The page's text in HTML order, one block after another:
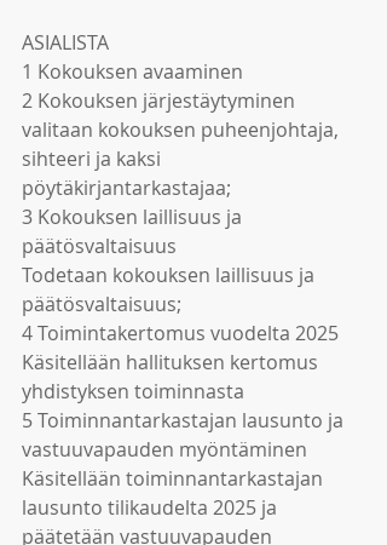
ASIALISTA
1 Kokouksen avaaminen
2 Kokouksen järjestäytyminen
valitaan kokouksen puheenjohtaja,
sihteeri ja kaksi
pöytäkirjantarkastajaa;
3 Kokouksen laillisuus ja
päätösvaltaisuus
Todetaan kokouksen laillisuus ja
päätösvaltaisuus;
4 Toimintakertomus vuodelta 2025
Käsitellään hallituksen kertomus
yhdistyksen toiminnasta
5 Toiminnantarkastajan lausunto ja
vastuuvapauden myöntäminen
Käsitellään toiminnantarkastajan
lausunto tilikaudelta 2025 ja
päätetään vastuuvapauden